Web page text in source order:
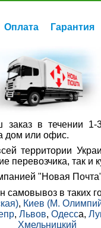
Оплата Гарантия
заказ в течении 1-
дом или офис.
территории
перевозчика, так и
"Новая
самовывоз в таких
, Киев (М.
, Львов, Одесса,
Хмельницкий